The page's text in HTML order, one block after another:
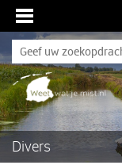
Divers